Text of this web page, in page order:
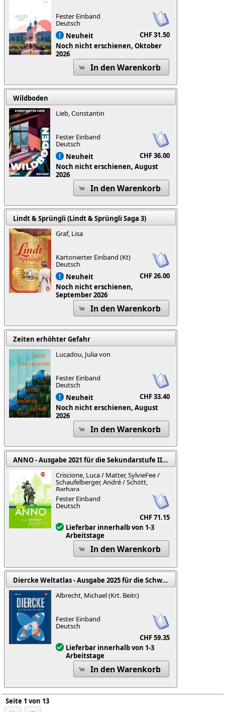
Fester Einband
Deutsch
Neuheit
CHF 31.50
Noch nicht erschienen, Oktober
2026
In den Warenkorb
Wildboden
Lieb, Constantin
Fester Einband
Deutsch
Neuheit
CHF 36.00
Noch nicht erschienen, August
2026
In den Warenkorb
Lindt & Sprüngli (Lindt & Sprüngli Saga 3)
Graf, Lisa
Kartonierter Einband (Kt)
Deutsch
Neuheit
CHF 26.00
Noch nicht erschienen,
September 2026
In den Warenkorb
Zeiten erhöhter Gefahr
Lucadou, Julia von
Fester Einband
Deutsch
Neuheit
CHF 33.40
Noch nicht erschienen, August
2026
In den Warenkorb
ANNO - Ausgabe 2021 für die Sekundarstufe II in der Schweiz
Criscione, Luca / Matter, SylvieFee /
Schaufelberger, André / Schött,
Barbara
Fester Einband
Deutsch
CHF 71.15
Lieferbar innerhalb von 1-3
Arbeitstage
In den Warenkorb
Diercke Weltatlas - Ausgabe 2025 für die Schweiz
Albrecht, Michael (Krt. Beitr.)
Fester Einband
Deutsch
CHF 59.35
Lieferbar innerhalb von 1-3
Arbeitstage
In den Warenkorb
Seite 1 von 13